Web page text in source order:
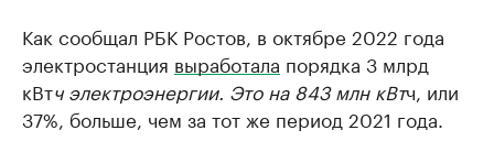
Как сообщал РБК Ростов, в октябре 2022 года
электростанция выработала порядка 3 млрд
кВтч электроэнергии. Это на 843 млн кВтч, или
37%, больше, чем за тот же период 2021 года.